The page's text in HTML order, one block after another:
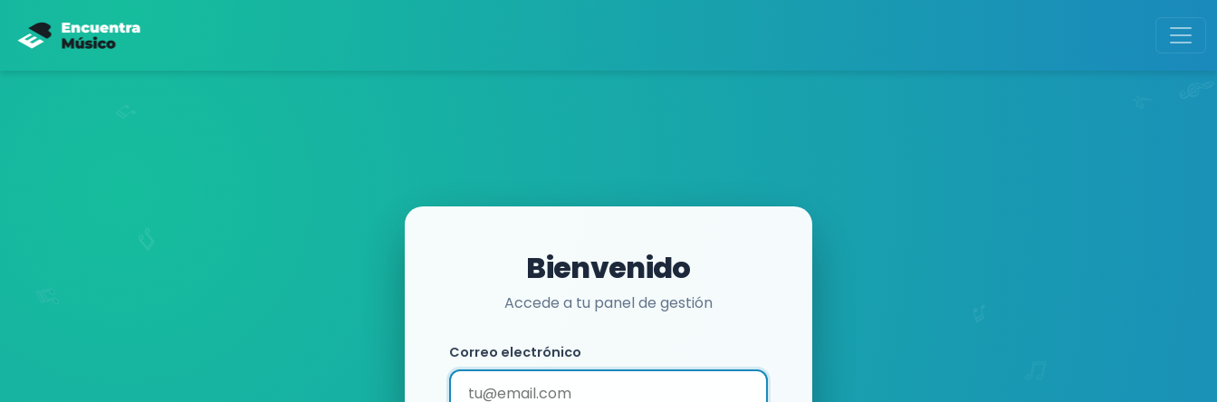
Bienvenido
Accede a tu panel de gestión
Correo electrónico